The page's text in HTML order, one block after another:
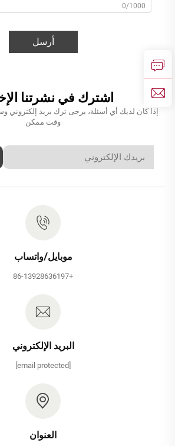
0/1000
أرسل
اشترك في نشرتنا
إذا كان لديك أي أسئلة، يرجى ترك بريد
وقت ممكن
موبايل/واتساب
+86-13928636197
البريد الإلكتروني
العنوان